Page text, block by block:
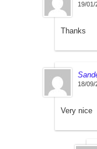
19/01/
Thanks
18/09/
Very nice